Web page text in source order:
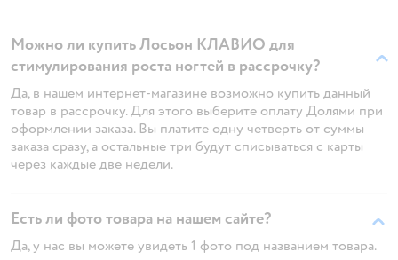
Можно ли купить Лосьон КЛАВИО для
стимулирования роста ногтей в рассрочку?
Да, в нашем интернет-магазине возможно купить данный
товар в рассрочку. Для этого выберите оплату Долями при
оформлении заказа. Вы платите одну четверть от суммы
заказа сразу, а остальные три будут списываться с карты
через каждые две недели.
Есть ли фото товара на нашем сайте?
Да, у нас вы можете увидеть 1 фото под названием товара.